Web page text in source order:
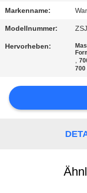
KONTAKT
FÄLLE
Markenname:
Modellnummer:
Hervorheben:
,
700